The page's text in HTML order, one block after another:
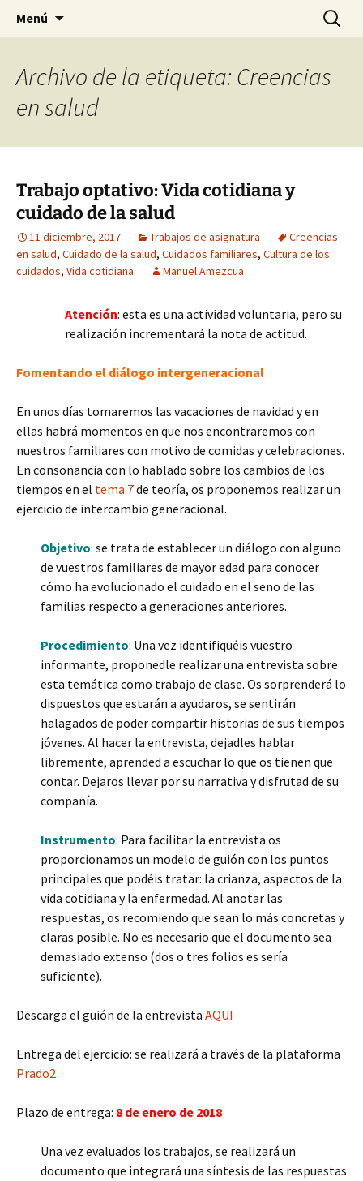
Gomeres
Historia, cultura y pensamiento
Menú Buscar:
Archivo de la etiqueta: Creencias
en salud
Trabajo optativo: Vida cotidiana y
cuidado de la salud
11 diciembre, 2017 Trabajos de asignatura
Creencias
en salud, Cuidado de la salud, Cuidados familiares, Cultura de los
cuidados, Vida cotidiana Manuel Amezcua
Atención: esta es una actividad voluntaria, pero su
realización incrementará la nota de actitud.
Fomentando el diálogo intergeneracional
En unos días tomaremos las vacaciones de navidad y en
ellas habrá momentos en que nos encontraremos con
nuestros familiares con motivo de comidas y celebraciones.
En consonancia con lo hablado sobre los cambios de los
tiempos en el tema 7de teoría, os proponemos realizar un
ejercicio de intercambio generacional.
Objetivo: se trata de establecer un diálogo con alguno
de vuestros familiares de mayor edad para conocer
cómo ha evolucionado el cuidado en el seno de las
familias respecto a generaciones anteriores.
Procedimiento: Una vez identifiquéis vuestro
informante, proponedle realizar una entrevista sobre
esta temática como trabajo de clase. Os sorprenderá lo
dispuestos que estarán a ayudaros, se sentirán
halagados de poder compartir historias de sus tiempos
jóvenes. Al hacer la entrevista, dejadles hablar
libremente, aprended a escuchar lo que os tienen que
contar. Dejaros llevar por su narrativa y disfrutad de su
compañía.
Instrumento: Para facilitar la entrevista os
proporcionamos un modelo de guión con los puntos
principales que podéis tratar: la crianza, aspectos de la
vida cotidiana y la enfermedad. Al anotar las
respuestas, os recomiendo que sean lo más concretas y
claras posible. No es necesario que el documento sea
demasiado extenso (dos o tres folios es sería
suficiente).
Descarga el guión de la entrevista AQUI
Entrega del ejercicio: se realizará a través de la plataforma
Prado2
Plazo de entrega: 8 de enero de 2018
Una vez evaluados los trabajos, se realizará un
documento que integrará una síntesis de las respuestas